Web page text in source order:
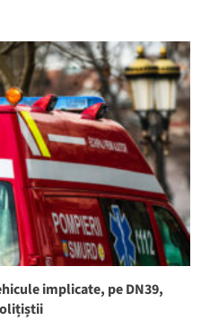
implicate, pe DN39,